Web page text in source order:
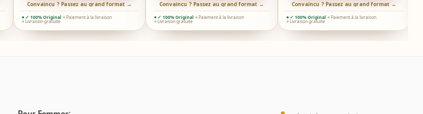
Convaincu ? Passez au grand format →
✓ 100% Original Paiement à la livraison
Livraison gratuite
Convaincu ? Passez au grand format →
✓ 100% Original Paiement à la livraison
Livraison gratuite
Convaincu ? Passez au grand format →
✓ 100% Original Paiement à la livraison
Livraison gratuite